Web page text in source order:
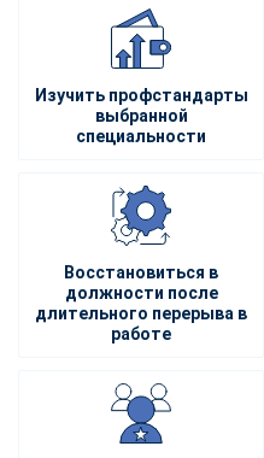
Изучить профстандарты
выбранной
специальности
Восстановиться в
должности после
длительного перерыва в
работе